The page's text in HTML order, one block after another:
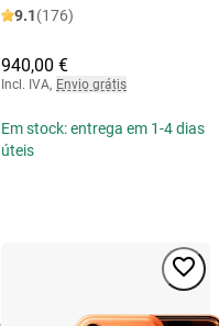
9.1(176)
940,00 €
Incl. IVA, Envio grátis
Em stock: entrega em 1-4 dias
úteis